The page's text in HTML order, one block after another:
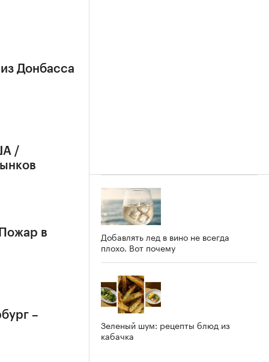
Донбасса
/
в
–
Добавлять лед в вино не всегда
плохо. Вот почему
Зеленый шум: рецепты блюд из
кабачка